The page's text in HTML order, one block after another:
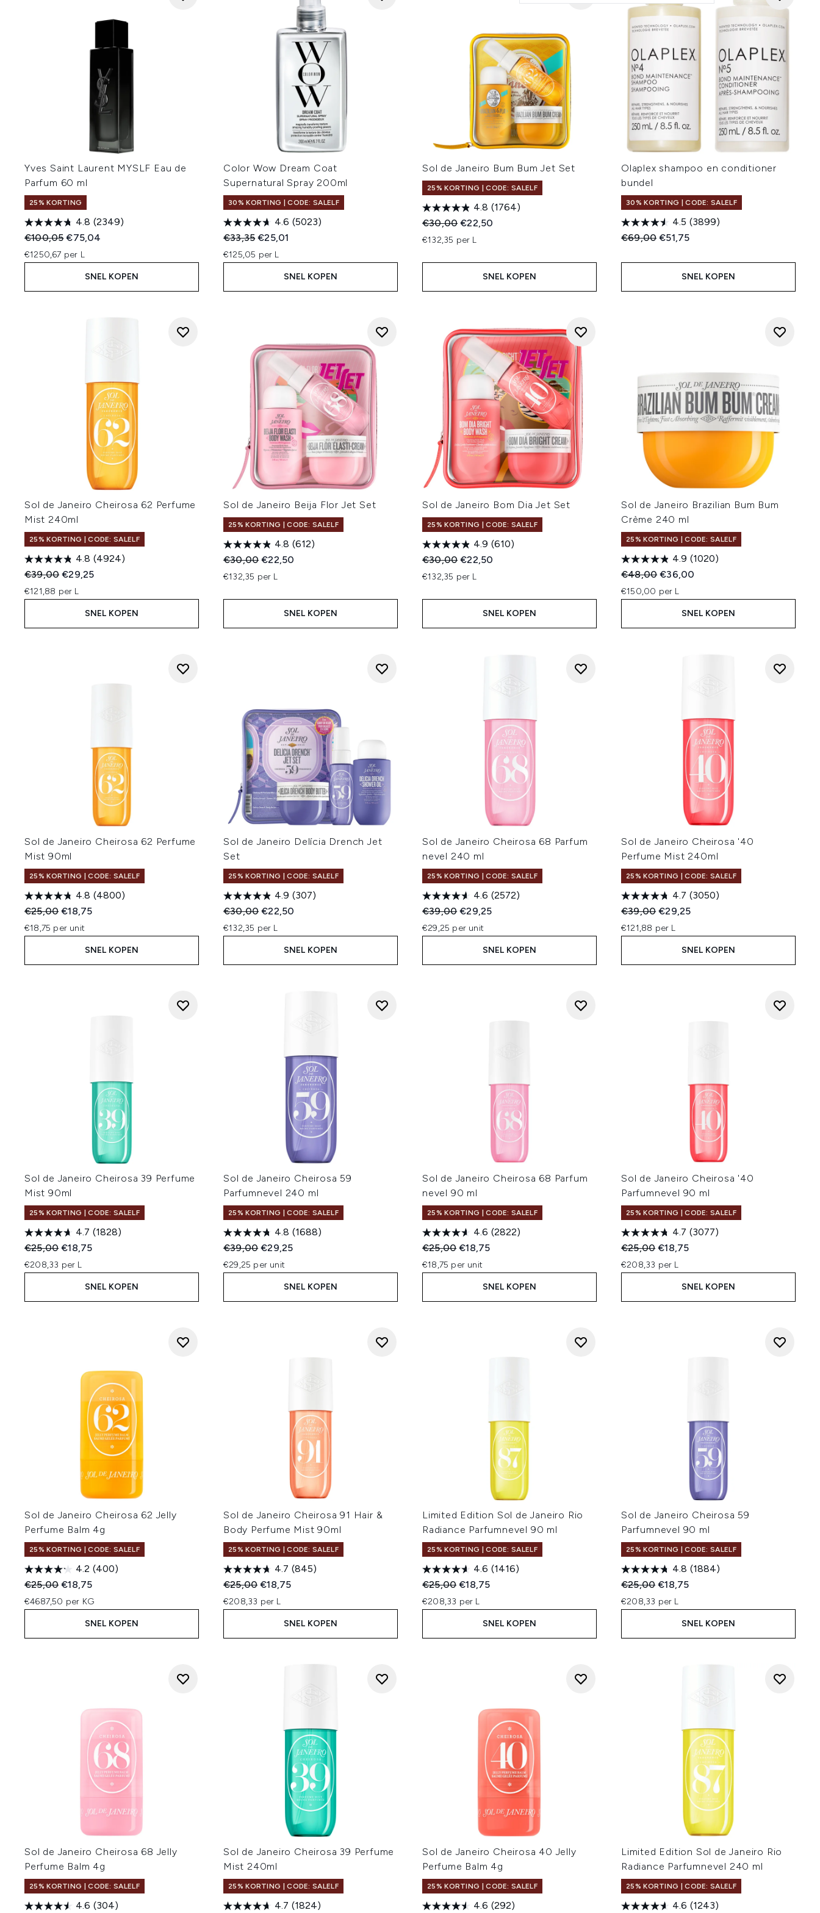
Yves Saint Laurent MYSLF Eau de
Parfum 60 ml
25% KORTING
4.8 (2349)
Recommended Retail Price:
€100,05Huidige prijs:
€75,04
€1250,67 per L
SNEL KOPEN
Color Wow Dream Coat
Supernatural Spray 200ml
30% KORTING | CODE: SALELF
4.6 (5023)
Recommended Retail Price:
€33,35Huidige prijs:
€25,01
€125,05 per L
SNEL KOPEN
Sol de Janeiro Bum Bum Jet Set
25% KORTING | CODE: SALELF
4.8 (1764)
Recommended Retail Price:
€30,00Huidige prijs:
€22,50
€132,35 per L
SNEL KOPEN
Olaplex shampoo en conditioner
bundel
30% KORTING | CODE: SALELF
4.5 (3899)
Recommended Retail Price:
€69,00Huidige prijs:
€51,75
SNEL KOPEN
Sol de Janeiro Cheirosa 62 Perfume
Mist 240ml
25% KORTING | CODE: SALELF
4.8 (4924)
Recommended Retail Price:
€39,00Huidige prijs:
€29,25
€121,88 per L
SNEL KOPEN
Sol de Janeiro Beija Flor Jet Set
25% KORTING | CODE: SALELF
4.8 (612)
Recommended Retail Price:
€30,00Huidige prijs:
€22,50
€132,35 per L
SNEL KOPEN
Sol de Janeiro Bom Dia Jet Set
25% KORTING | CODE: SALELF
4.9 (610)
Recommended Retail Price:
€30,00Huidige prijs:
€22,50
€132,35 per L
SNEL KOPEN
Sol de Janeiro Brazilian Bum Bum
Crème 240 ml
25% KORTING | CODE: SALELF
4.9 (1020)
Recommended Retail Price:
€48,00Huidige prijs:
€36,00
€150,00 per L
SNEL KOPEN
Sol de Janeiro Cheirosa 62 Perfume
Mist 90ml
25% KORTING | CODE: SALELF
4.8 (4800)
Recommended Retail Price:
€25,00Huidige prijs:
€18,75
€18,75 per unit
SNEL KOPEN
Sol de Janeiro Delícia Drench Jet
Set
25% KORTING | CODE: SALELF
4.9 (307)
Recommended Retail Price:
€30,00Huidige prijs:
€22,50
€132,35 per L
SNEL KOPEN
Sol de Janeiro Cheirosa 68 Parfum
nevel 240 ml
25% KORTING | CODE: SALELF
4.6 (2572)
Recommended Retail Price:
€39,00Huidige prijs:
€29,25
€29,25 per unit
SNEL KOPEN
Sol de Janeiro Cheirosa '40
Perfume Mist 240ml
25% KORTING | CODE: SALELF
4.7 (3050)
Recommended Retail Price:
€39,00Huidige prijs:
€29,25
€121,88 per L
SNEL KOPEN
Sol de Janeiro Cheirosa 39 Perfume
Mist 90ml
25% KORTING | CODE: SALELF
4.7 (1828)
Recommended Retail Price:
€25,00Huidige prijs:
€18,75
€208,33 per L
SNEL KOPEN
Sol de Janeiro Cheirosa 59
Parfumnevel 240 ml
25% KORTING | CODE: SALELF
4.8 (1688)
Recommended Retail Price:
€39,00Huidige prijs:
€29,25
€29,25 per unit
SNEL KOPEN
Sol de Janeiro Cheirosa 68 Parfum
nevel 90 ml
25% KORTING | CODE: SALELF
4.6 (2822)
Recommended Retail Price:
€25,00Huidige prijs:
€18,75
€18,75 per unit
SNEL KOPEN
Sol de Janeiro Cheirosa '40
Parfumnevel 90 ml
25% KORTING | CODE: SALELF
4.7 (3077)
Recommended Retail Price:
€25,00Huidige prijs:
€18,75
€208,33 per L
SNEL KOPEN
Sol de Janeiro Cheirosa 62 Jelly
Perfume Balm 4g
25% KORTING | CODE: SALELF
4.2 (400)
Recommended Retail Price:
€25,00Huidige prijs:
€18,75
€4687,50 per KG
SNEL KOPEN
Sol de Janeiro Cheirosa 91 Hair &
Body Perfume Mist 90ml
25% KORTING | CODE: SALELF
4.7 (845)
Recommended Retail Price:
€25,00Huidige prijs:
€18,75
€208,33 per L
SNEL KOPEN
Limited Edition Sol de Janeiro Rio
Radiance Parfumnevel 90 ml
25% KORTING | CODE: SALELF
4.6 (1416)
Recommended Retail Price:
€25,00Huidige prijs:
€18,75
€208,33 per L
SNEL KOPEN
Sol de Janeiro Cheirosa 59
Parfumnevel 90 ml
25% KORTING | CODE: SALELF
4.8 (1884)
Recommended Retail Price:
€25,00Huidige prijs:
€18,75
€208,33 per L
SNEL KOPEN
Sol de Janeiro Cheirosa 68 Jelly
Perfume Balm 4g
25% KORTING | CODE: SALELF
4.6 (304)
Sol de Janeiro Cheirosa 39 Perfume
Mist 240ml
25% KORTING | CODE: SALELF
4.7 (1824)
Sol de Janeiro Cheirosa 40 Jelly
Perfume Balm 4g
25% KORTING | CODE: SALELF
4.6 (292)
Limited Edition Sol de Janeiro Rio
Radiance Parfumnevel 240 ml
25% KORTING | CODE: SALELF
4.6 (1243)